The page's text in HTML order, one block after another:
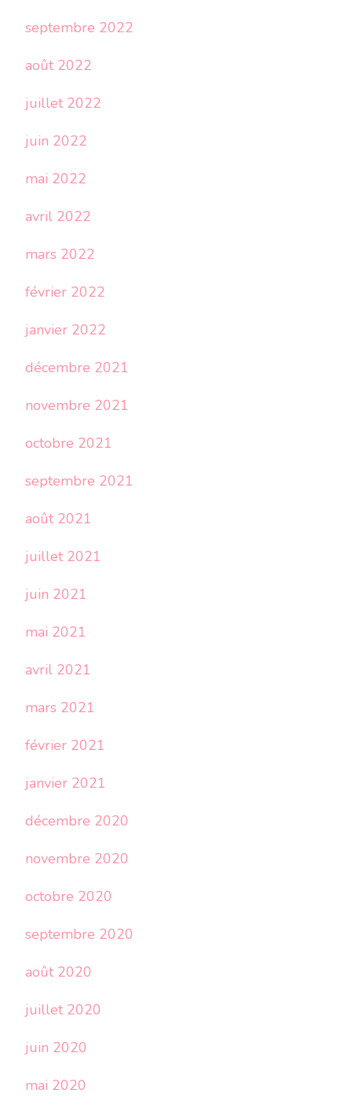
septembre 2022
août 2022
juillet 2022
juin 2022
mai 2022
avril 2022
mars 2022
février 2022
janvier 2022
décembre 2021
novembre 2021
octobre 2021
septembre 2021
août 2021
juillet 2021
juin 2021
mai 2021
avril 2021
mars 2021
février 2021
janvier 2021
décembre 2020
novembre 2020
octobre 2020
septembre 2020
août 2020
juillet 2020
juin 2020
mai 2020